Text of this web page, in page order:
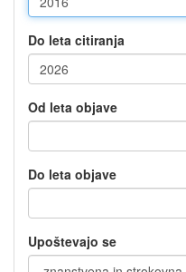
Do leta citiranja
Od leta objave
Do leta objave
Upoštevajo se